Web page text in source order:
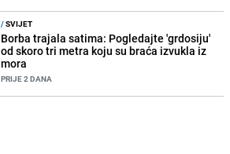
/SVIJET
Borba trajala satima: Pogledajte 'grdosiju'
od skoro tri metra koju su braća izvukla iz
mora
PRIJE 2 DANA